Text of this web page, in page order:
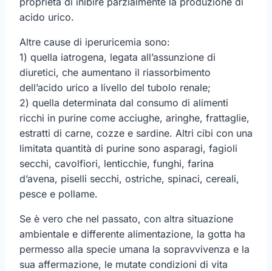
acido urico.
Altre cause di iperuricemia sono:
1) quella iatrogena, legata all’assunzione di
diuretici, che aumentano il riassorbimento
dell’acido urico a livello del tubolo renale;
2) quella determinata dal consumo di alimenti
ricchi in purine come acciughe, aringhe, frattaglie,
estratti di carne, cozze e sardine. Altri cibi con una
limitata quantità di purine sono asparagi, fagioli
secchi, cavolfiori, lenticchie, funghi, farina
d’avena, piselli secchi, ostriche, spinaci, cereali,
pesce e pollame.
Se è vero che nel passato, con altra situazione
ambientale e differente alimentazione, la gotta ha
permesso alla specie umana la sopravvivenza e la
sua affermazione, le mutate condizioni di vita